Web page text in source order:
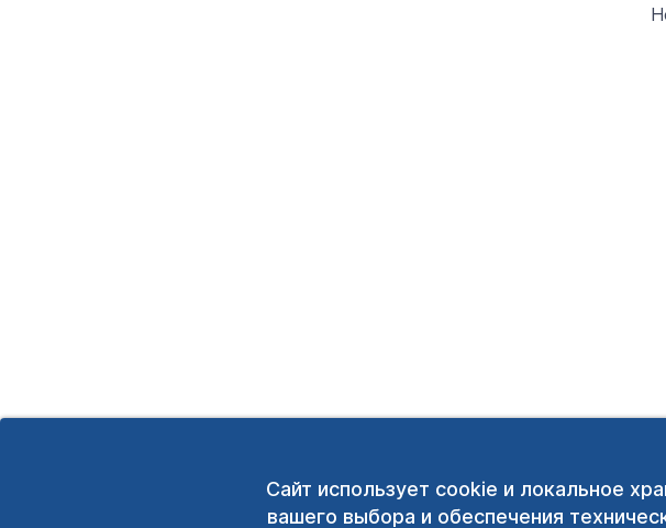
Сайт использует cookie и локальное
вашего выбора и обеспечения